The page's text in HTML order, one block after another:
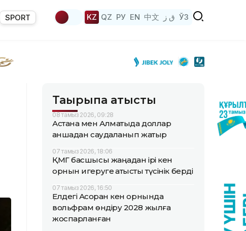
SPORT KZ QZ РУ EN 中文 ق ز ЎЗ
Тақырыпқа қатысты
08 тамыз 2026, 09:28
Астана мен Алматыда доллар
қаншадан саудаланып жатыр
07 тамыз 2026, 18:06
ҚМГ басшысы жаңадан ірі кен
орнын игеруге қатысты түсінік берді
07 тамыз 2026, 16:50
Елдегі Ақсоран кен орнында
вольфрам өндіру 2028 жылға
жоспарланған